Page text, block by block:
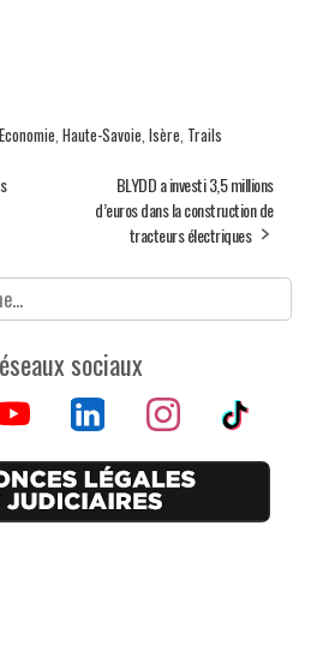
Economie Haute-Savoie Isère Trails
BLYDD a investi 3,5 millions
d’euros dans la construction de
tracteurs électriques
sociaux